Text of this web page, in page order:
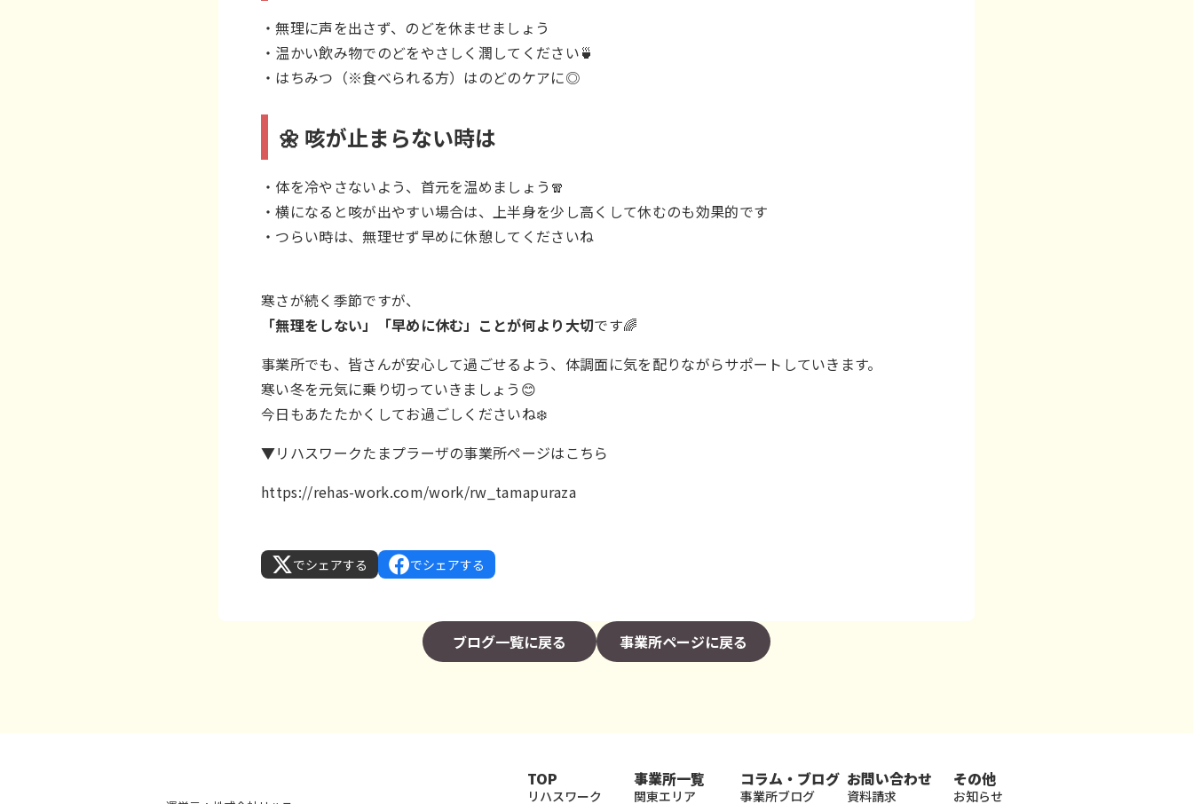
・無理に声を出さず、のどを休ませましょう
・温かい飲み物でのどをやさしく潤してください🍵
・はちみつ（※食べられる方）はのどのケアに◎
🌼 咳が止まらない時は
・体を冷やさないよう、首元を温めましょう🧣
・横になると咳が出やすい場合は、上半身を少し高くして休むのも効果的です
・つらい時は、無理せず早めに休憩してくださいね
寒さが続く季節ですが、
「無理をしない」「早めに休む」ことが何より大切です🌈
事業所でも、皆さんが安心して過ごせるよう、体調面に気を配りながらサポートしていきます。
寒い冬を元気に乗り切っていきましょう😊
今日もあたたかくしてお過ごしくださいね❄️
▼リハスワークたまプラーザの事業所ページはこちら
https://rehas-work.com/work/rw_tamapuraza
でシェアする でシェアする
ブログ一覧に戻る 事業所ページに戻る
TOP
リハスワーク
事業所一覧
関東エリア
コラム・ブログ
事業所ブログ
お問い合わせ
資料請求
その他
お知らせ